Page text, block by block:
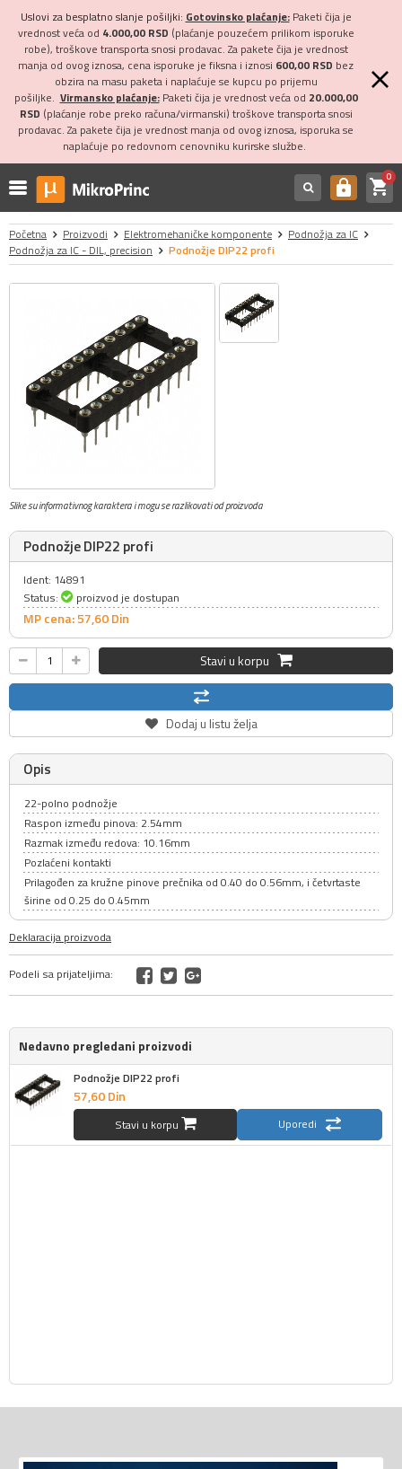
Uslovi za besplatno slanje pošiljki: Gotovinsko plaćanje:Paketi čija je
vrednost veća od 4.000,00 RSD (plaćanje pouzećem prilikom isporuke
robe), troškove transporta snosi prodavac. Za pakete čija je vrednost
manja od ovog iznosa, cena isporuke je fiksna i iznosi 600,00 RSD bez
obzira na masu paketa i naplaćuje se kupcu po prijemu
pošiljke. Virmansko plaćanje:Paketi čija je vrednost veća od 20.000,00
RSD (plaćanje robe preko računa/virmanski) troškove transporta snosi
prodavac. Za pakete čija je vrednost manja od ovog iznosa, isporuka se
naplaćuje po redovnom cenovniku kurirske službe.
https shopping_cart0
Početna Proizvodi Elektromehaničke komponente
Podnožja za IC
Podnožja za IC - DIL, precision
Podnožje DIP22 profi
Slike su informativnog karaktera i mogu se razlikovati od proizvoda
Podnožje DIP22 profi
Ident: 14891
Status:
proizvod je dostupan
MP cena: 57,60Din
Stavi u korpu
Dodaj u listu želja
Opis
22-polno podnožje
Raspon između pinova: 2.54mm
Razmak između redova: 10.16mm
Pozlaćeni kontakti
Prilagođen za kružne pinove prečnika od 0.40 do 0.56mm, i četvrtaste
širine od 0.25 do 0.45mm
Deklaracija proizvoda
Podeli sa prijateljima:
Nedavno pregledani proizvodi
Podnožje DIP22 profi
57,60Din
Stavi u korpu Uporedi